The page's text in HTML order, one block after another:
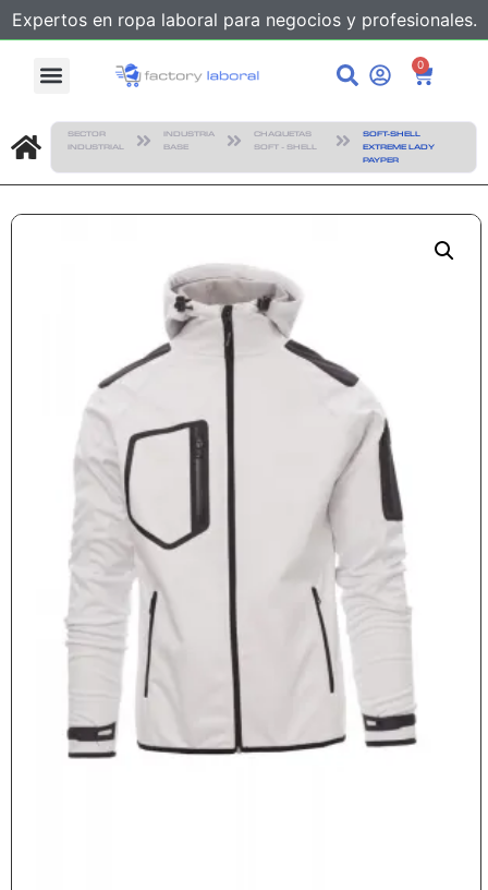
Expertos en ropa laboral para negocios y profesionales.
0
SECTOR
INDUSTRIAL
INDUSTRIA
BASE
CHAQUETAS
SOFT - SHELL
SOFT-SHELL
EXTREME LADY
PAYPER